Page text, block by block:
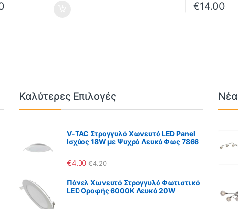
€14.00
Καλύτερες Επιλογές
V-TAC Στρογγυλό Χωνευτό LED Panel
Ισχύος 18W με Ψυχρό Λευκό Φως 7866
€4.00 €4.20
Πάνελ Χωνευτό Στρογγυλό Φωτιστικό
LED Οροφής 6000K Λευκό 20W
Νέα